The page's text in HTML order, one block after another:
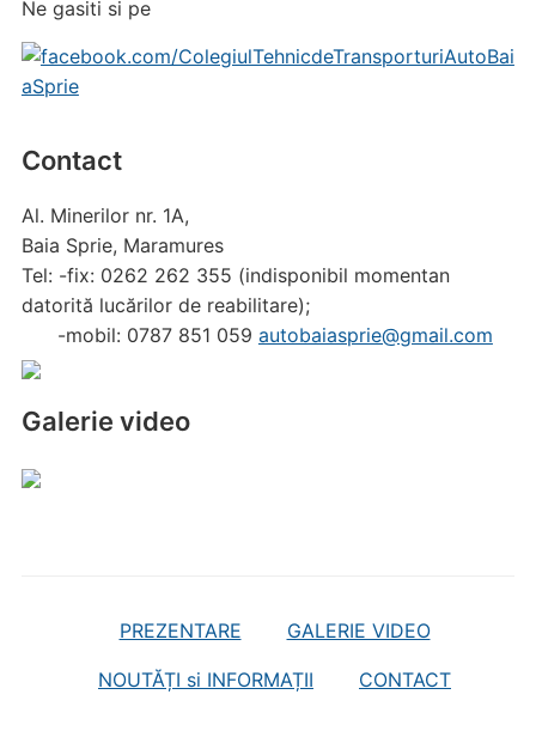
Ne gasiti si pe
Contact
Al. Minerilor nr. 1A,
Baia Sprie, Maramures
Tel: -fix: 0262 262 355 (indisponibil momentan
datorită lucărilor de reabilitare);
-mobil: 0787 851 059 autobaiasprie@gmail.com
Galerie video
PREZENTARE GALERIE VIDEO
NOUTĂȚI si INFORMAȚII CONTACT